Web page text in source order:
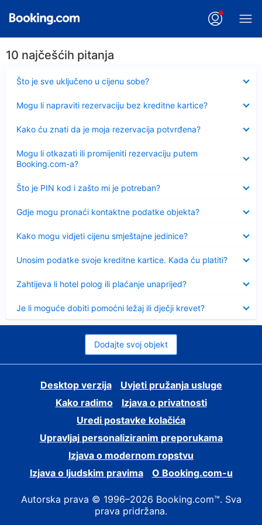
10 najčešćih pitanja
Što je sve uključeno u cijenu sobe?
Sažeto
Mogu li napraviti rezervaciju bez kreditne kartice?
Kako ću znati da je moja rezervacija potvrđena?
Mogu li otkazati ili promijeniti rezervaciju putem
Booking.com-a?
Što je PIN kod i zašto mi je potreban?
Sažeto
Gdje mogu pronaći kontaktne podatke objekta?
Kako mogu vidjeti cijenu smještajne jedinice?
Unosim podatke svoje kreditne kartice. Kada ću platiti?
Zahtijeva li hotel polog ili plaćanje unaprijed?
Je li moguće dobiti pomoćni ležaj ili dječji krevet?
Dodajte svoj objekt
Desktop verzija
Uvjeti pružanja usluge
Kako radimo
Izjava o privatnosti
Uredi postavke kolačića
Upravljaj personaliziranim preporukama
Izjava o modernom ropstvu
Izjava o ljudskim pravima
O Booking.com-u
Autorska prava © 1996–2026 Booking.com™. Sva
prava pridržana.